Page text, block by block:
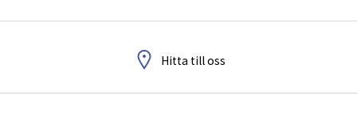
Hitta till oss